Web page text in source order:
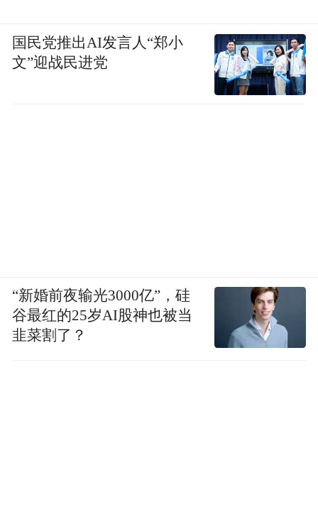
国民党推出AI发言人“郑小
文”迎战民进党
“新婚前夜输光3000亿”，硅
谷最红的25岁AI股神也被当
韭菜割了？